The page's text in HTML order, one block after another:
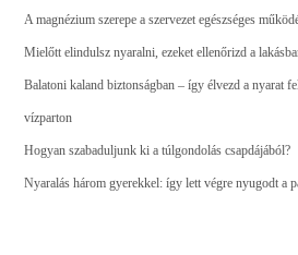
A magnézium szerepe a szervezet egészséges
Mielőtt elindulsz nyaralni, ezeket ellenőrizd a
Balatoni kaland biztonságban – így élvezd a nyarat
vízparton
Hogyan szabaduljunk ki a túlgondolás csapdájából?
Nyaralás három gyerekkel: így lett végre nyugodt a